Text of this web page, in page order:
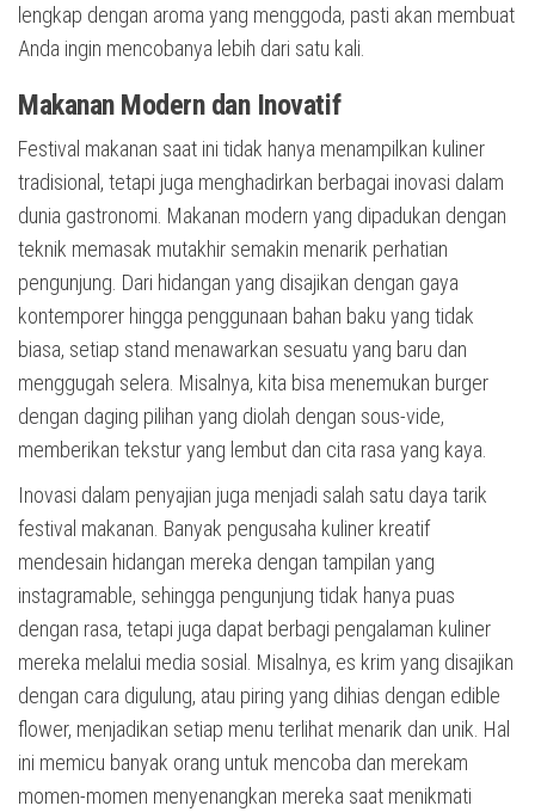
lengkap dengan aroma yang menggoda, pasti akan membuat
Anda ingin mencobanya lebih dari satu kali.
Makanan Modern dan Inovatif
Festival makanan saat ini tidak hanya menampilkan kuliner
tradisional, tetapi juga menghadirkan berbagai inovasi dalam
dunia gastronomi. Makanan modern yang dipadukan dengan
teknik memasak mutakhir semakin menarik perhatian
pengunjung. Dari hidangan yang disajikan dengan gaya
kontemporer hingga penggunaan bahan baku yang tidak
biasa, setiap stand menawarkan sesuatu yang baru dan
menggugah selera. Misalnya, kita bisa menemukan burger
dengan daging pilihan yang diolah dengan sous-vide,
memberikan tekstur yang lembut dan cita rasa yang kaya.
Inovasi dalam penyajian juga menjadi salah satu daya tarik
festival makanan. Banyak pengusaha kuliner kreatif
mendesain hidangan mereka dengan tampilan yang
instagramable, sehingga pengunjung tidak hanya puas
dengan rasa, tetapi juga dapat berbagi pengalaman kuliner
mereka melalui media sosial. Misalnya, es krim yang disajikan
dengan cara digulung, atau piring yang dihias dengan edible
flower, menjadikan setiap menu terlihat menarik dan unik. Hal
ini memicu banyak orang untuk mencoba dan merekam
momen-momen menyenangkan mereka saat menikmati